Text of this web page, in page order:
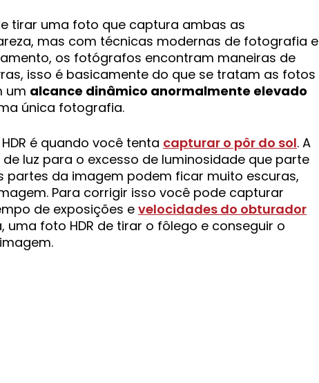
tirar uma foto que captura ambas as
mas com técnicas modernas de fotografia e
os fotógrafos encontram maneiras de
isso é basicamente do que se tratam as fotos
um alcance dinâmico anormalmente elevado
única fotografia.
é quando você tenta capturar o pôr do sol. A
luz para o excesso de luminosidade que parte
partes da imagem podem ficar muito escuras,
Para corrigir isso você pode capturar
de exposições e velocidades do obturador
foto HDR de tirar o fôlego e conseguir o